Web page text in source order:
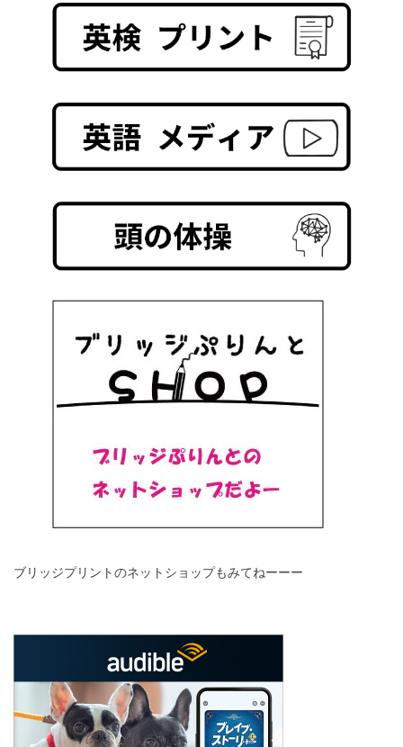
ブリッジプリントのネットショップもみてねーーー